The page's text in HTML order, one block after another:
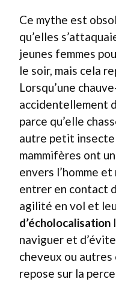
Ce mythe est
qu’elles
jeunes femmes
le soir, mais cela
Lorsqu’une
accidentellement
parce qu’elle
autre petit insecte
mammifères ont
envers l’homme
entrer en contact
agilité en vol et
d’écholocalisation
naviguer et
cheveux ou autres
repose sur la